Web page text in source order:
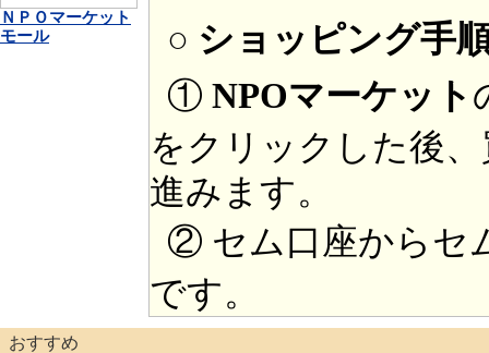
ＮＰＯマーケット
モール
○ ショッピング手
① NPOマーケット
をクリックした後
進みます。
② セム口座からセ
です。
おすすめ